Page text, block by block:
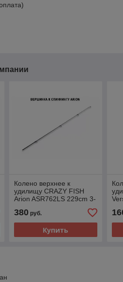
Колено верхнее к
удилищу CRAZY FISH
Arion ASR762LS 229cm 3-
380руб.
Купить